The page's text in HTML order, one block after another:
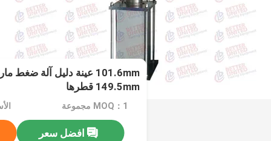
149.5mm قطرها
MOQ：1 مجموعة
افضل سعر